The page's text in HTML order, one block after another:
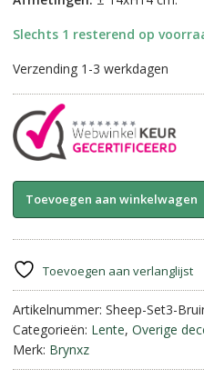
Slechts 1 resterend op
Verzending 1-3 werkdagen
Set
Classic-
Majestic
Brown
||
Brynxz.
aantal
Toevoegen aan winkelwagen
Toevoegen aan verlanglijst
Artikelnummer: Sheep-Set3-
Categorieën: Lente, Overige
Merk: Brynxz